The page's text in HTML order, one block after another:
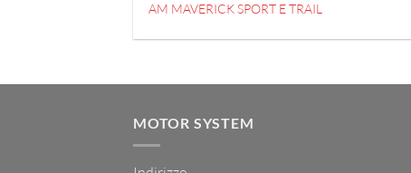
AM MAVERICK SPORT E TRAIL
MOTOR SYSTEM